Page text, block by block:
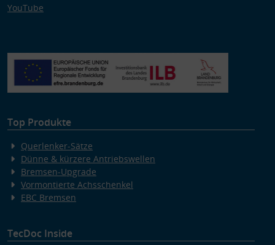
YouTube
Top Produkte
Querlenker-Sätze
Dünne & kürzere Antriebswellen
Bremsen-Upgrade
Vormontierte Achsschenkel
EBC Bremsen
TecDoc Inside